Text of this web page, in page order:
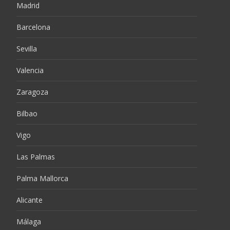
Madrid
Barcelona
Sevilla
Valencia
Zaragoza
Bilbao
Vigo
Las Palmas
Palma Mallorca
Alicante
Málaga